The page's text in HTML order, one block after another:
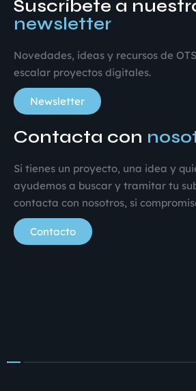
Suscríbete a
newsletter
Novedades, ideas y recursos de
escalar proyectos digitales.
Newsletter
Contacta con
Si tienes un proyecto, una idea y
ayudemos a buscar y tramitar tu
contacta con nosotros, si
Contacto